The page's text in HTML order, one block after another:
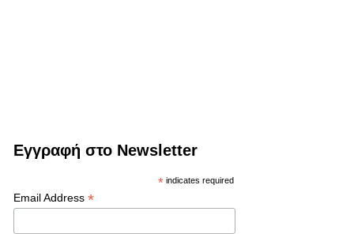
Εγγραφή στο Newsletter
* indicates required
Email Address *